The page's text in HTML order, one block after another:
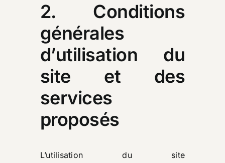
2. Conditions
générales
d’utilisation du
site et des
services
proposés
L’utilisation du site